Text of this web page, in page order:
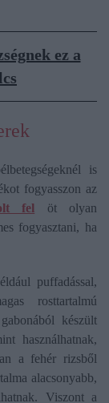
ez a
is
fogyasszon az
fel öt olyan
fogyasztani, ha
puffadással,
rosttartalmú
készült
használhatnak,
a fehér rizsből
alacsonyabb,
Viszont a